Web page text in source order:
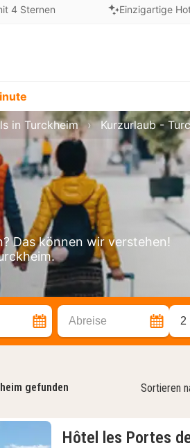
4 Sternen Einzigartige
Das können wir verstehen!
in Turckheim Kurzurlaub -
Abreise 2
gefunden Sortieren
Hôtel les Portes